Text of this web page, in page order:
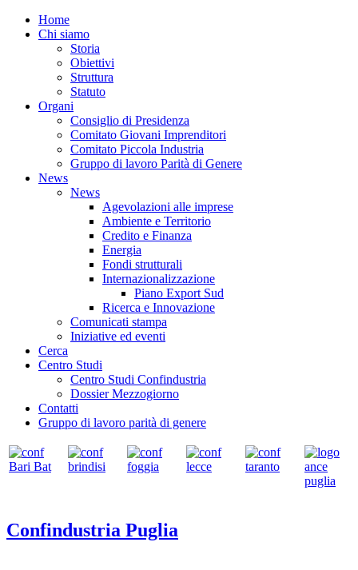
Home
Chi siamo
Storia
Obiettivi
Struttura
Statuto
Organi
Consiglio di Presidenza
Comitato Giovani Imprenditori
Comitato Piccola Industria
Gruppo di lavoro Parità di Genere
News
News
Agevolazioni alle imprese
Ambiente e Territorio
Credito e Finanza
Energia
Fondi strutturali
Internazionalizzazione
Piano Export Sud
Ricerca e Innovazione
Comunicati stampa
Iniziative ed eventi
Cerca
Centro Studi
Centro Studi Confindustria
Dossier Mezzogiorno
Contatti
Gruppo di lavoro parità di genere
Confindustria Puglia